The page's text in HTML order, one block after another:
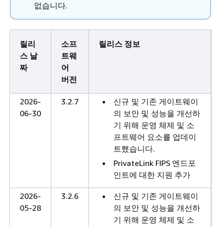
없습니다.
릴리
스 날
짜
소프
트웨
어
버전
릴리스 정보
2026-
06-30
3.2.7
신규 및 기존 게이트웨이
의 보안 및 성능을 개선하
기 위해 운영 체제 및 소
프트웨어 요소를 업데이
트했습니다.
PrivateLink FIPS 엔드포
인트에 대한 지원 추가
2026-
05-28
3.2.6
신규 및 기존 게이트웨이
의 보안 및 성능을 개선하
기 위해 운영 체제 및 소